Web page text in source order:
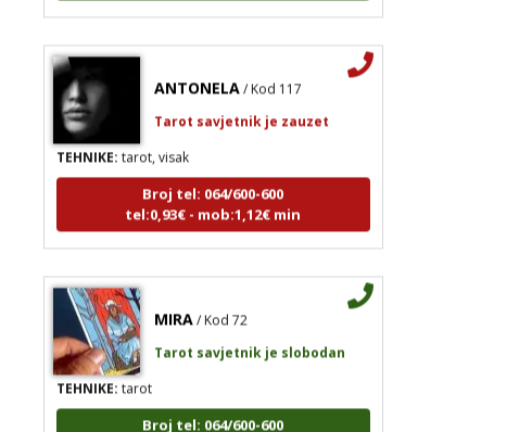
ANTONELA
/ Kod 117
Tarot savjetnik je zauzet
TEHNIKE:tarot, visak
Broj tel: 064/600-600
tel:0,93€ - mob:1,12€ min
MIRA
/ Kod 72
Tarot savjetnik je slobodan
TEHNIKE:tarot
Broj tel: 064/600-600